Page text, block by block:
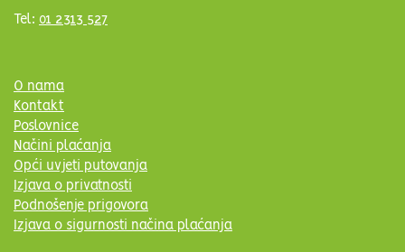
Tel: 01 2313 527
O nama
Kontakt
Poslovnice
Načini plaćanja
Opći uvjeti putovanja
Izjava o privatnosti
Podnošenje prigovora
Izjava o sigurnosti načina plaćanja